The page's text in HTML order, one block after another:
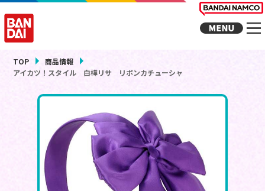
TOP
商品情報
アイカツ！スタイル 白樺リサ リボンカチューシャ